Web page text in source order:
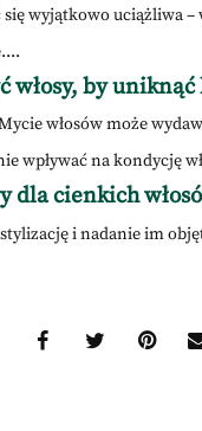
się wyjątkowo uciążliwa –
włosy, by
włosów może
wpływać na kondycję
dla cienkich
i nadanie im